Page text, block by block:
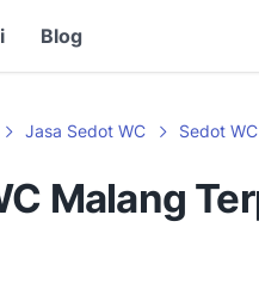
Blog
Jasa Sedot WC Sedot
Malang